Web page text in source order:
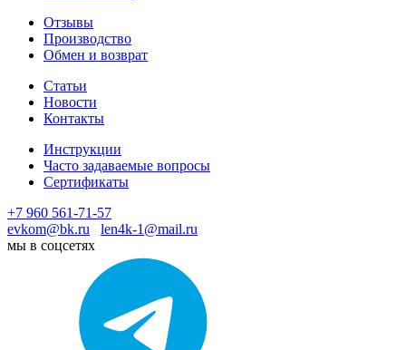
Отзывы
Производство
Обмен и возврат
Статьи
Новости
Контакты
Инструкции
Часто задаваемые вопросы
Сертификаты
+7 960 561-71-57
evkom@bk.ru
len4k-1@mail.ru
мы в соцсетях